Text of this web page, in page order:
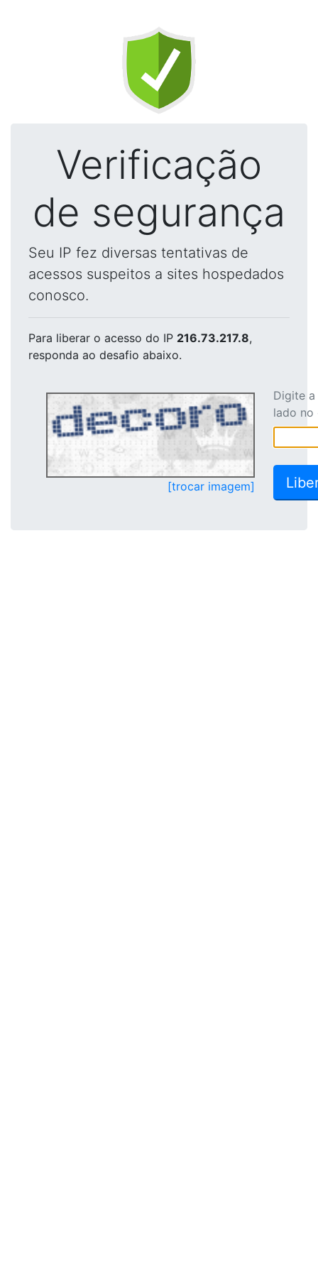
Verificação
de segurança
Seu IP fez diversas tentativas de
acessos suspeitos a sites hospedados
conosco.
Para liberar o acesso do IP 216.73.217.8,
responda ao desafio abaixo.
[trocar imagem]
Digite
lado no